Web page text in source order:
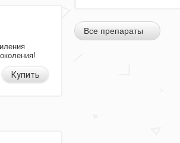
Купить
Все препараты